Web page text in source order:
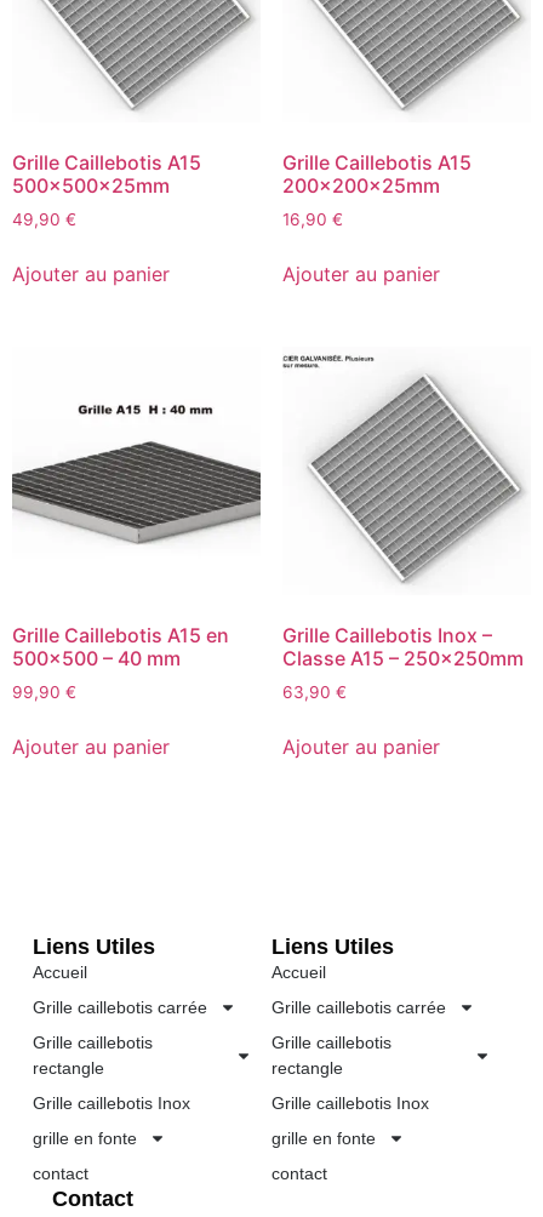
Grille Caillebotis A15
500x500x25mm
49,90 €
Ajouter au panier
Grille Caillebotis A15
200x200x25mm
16,90 €
Ajouter au panier
Grille Caillebotis A15 en
500×500 – 40 mm
99,90 €
Ajouter au panier
Grille Caillebotis Inox –
Classe A15 – 250x250mm
63,90 €
Ajouter au panier
Liens Utiles
Accueil
Grille caillebotis carrée
Grille caillebotis
rectangle
Grille caillebotis Inox
grille en fonte
contact
Liens Utiles
Accueil
Grille caillebotis carrée
Grille caillebotis
rectangle
Grille caillebotis Inox
grille en fonte
contact
Contact